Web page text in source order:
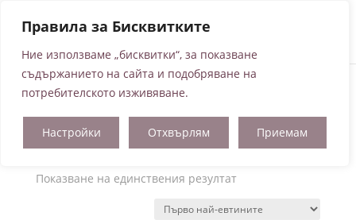
Правила за Бисквитките
Ние използваме „бисквитки“, за показване
съдържанието на сайта и подобряване на
потребителското изживяване.
Настройки Отхвърлям Приемам
Начало/ Продукти с етикет „Кокер шпаньол“
Кокер шпаньол
Показване на единствения резултат